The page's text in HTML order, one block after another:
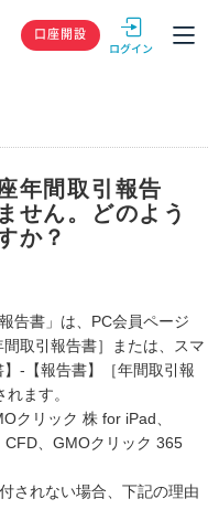
GMOクリック
口座開設
年間取引報告
せん。どのよう
か？
告書」は、PC会員ページ
間取引報告書］または、スマ
-【報告書】［年間取引報
れます。
クリック 株 for iPad、
、GMOクリック 365
されない場合、下記の理由